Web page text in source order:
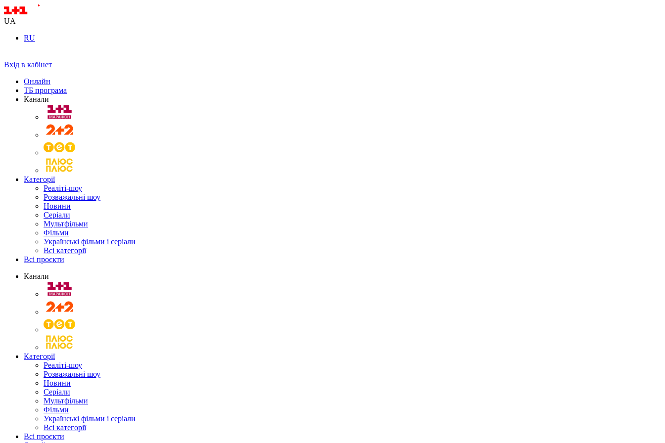
UA
RU
Вхід в кабінет
Онлайн
ТБ програма
Канали
Категорії
Реаліті-шоу
Розважальні шоу
Новини
Серіали
Мультфільми
Фільми
Українські фільми і серіали
Всі категорії
Всі проєкти
Канали
Категорії
Реаліті-шоу
Розважальні шоу
Новини
Серіали
Мультфільми
Фільми
Українські фільми і серіали
Всі категорії
Всі проєкти